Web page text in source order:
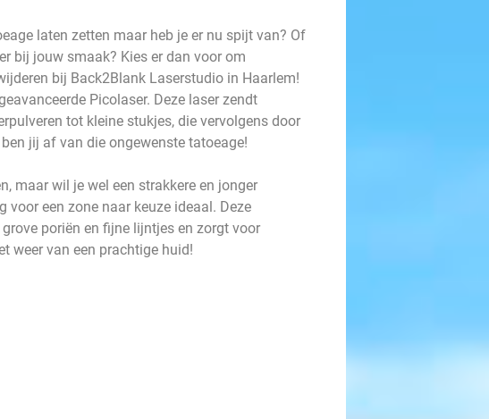
laten zetten maar heb je er nu spijt van? Of
bij jouw smaak? Kies er dan voor om
bij Back2Blank Laserstudio in Haarlem!
Picolaser. Deze laser zendt
tot kleine stukjes, die vervolgens door
jij af van die ongewenste tatoeage!
maar wil je wel een strakkere en jonger
voor een zone naar keuze ideaal. Deze
poriën en fijne lijntjes en zorgt voor
weer van een prachtige huid!